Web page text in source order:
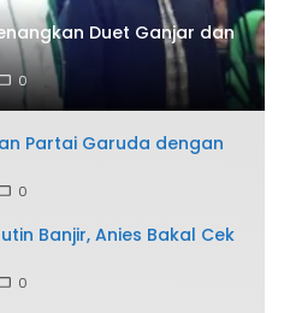
Duet Ganjar dan
0
Partai Garuda dengan
0
Banjir, Anies Bakal Cek
0